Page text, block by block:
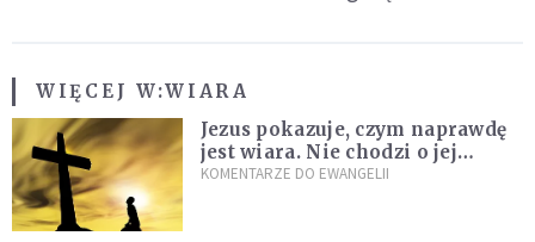
WIĘCEJ W:WIARA
Jezus pokazuje, czym naprawdę
jest wiara. Nie chodzi o jej
wielkość
KOMENTARZE DO EWANGELII